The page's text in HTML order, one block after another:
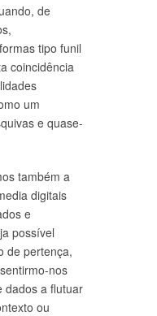
de
tipo funil
coincidência
um
e quase-
também a
digitais
e
possível
de pertença,
nos
dados a flutuar
ou